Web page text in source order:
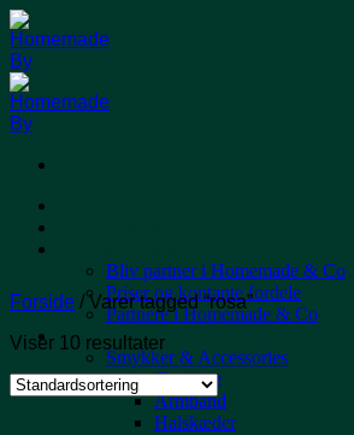
Fortsæt
til
indhold
Bliv partner i Homemade & Co
Priser og kontante fordele
Partnere i Homemade & Co
Webshop
Smykker & Accessories
Øreringe
Armbånd
Halskæder
rosa
Forside /Varer tagged “rosa”
Viser 10 resultater